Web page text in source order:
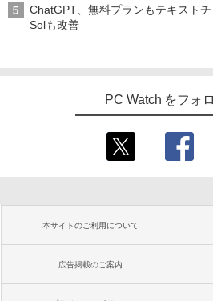
ChatGPT、無料プランもテキスト
Solも改善
PC Watch をフォ
本サイトのご利用について
広告掲載のご案内